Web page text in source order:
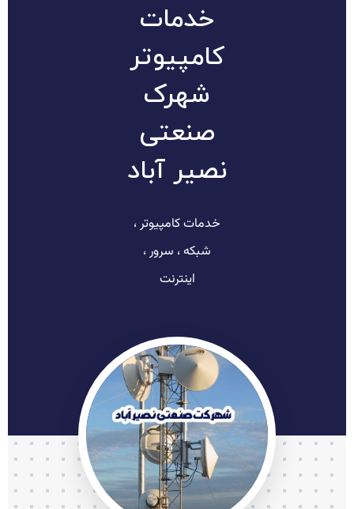
خدمات
کامپیوتر
شهرک
صنعتی
نصیر آباد
خدمات کامپیوتر ،
شبکه ، سرور ،
اینترنت